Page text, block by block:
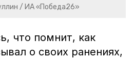
/ ИА «Победа26»
что помнит, как
о своих ранениях,